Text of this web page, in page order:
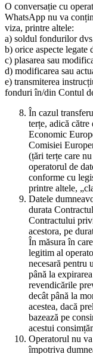
O conversație cu
WhatsApp nu va
viza, printre altele:
a) soldul fondurilor
b) orice aspecte legate
c) plasarea sau
d) modificarea sau
e) transmiterea
fonduri în/din Contul
În cazul
terțe, adică
Economic
Comisiei
(țări terțe care
operatorul de
conforme cu
printre altele,
Datele
durata
Contractului
acestora, pe
În măsura în
legitim al
necesară pentru
până la
revendicările
decât până la
acestea, dacă
bazează pe
acestui
Operatorul nu
împotriva